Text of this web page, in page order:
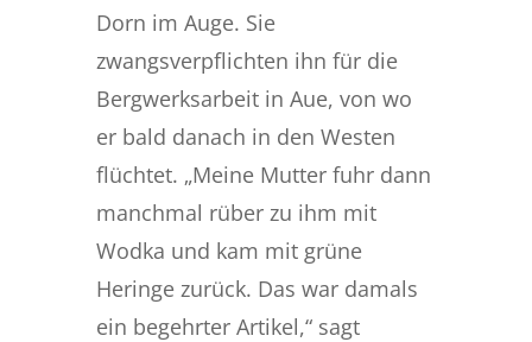
Dorn im Auge. Sie
zwangsverpflichten ihn für die
Bergwerksarbeit in Aue, von wo
er bald danach in den Westen
flüchtet. „Meine Mutter fuhr dann
manchmal rüber zu ihm mit
Wodka und kam mit grüne
Heringe zurück. Das war damals
ein begehrter Artikel,“ sagt